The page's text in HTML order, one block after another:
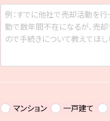
マンション 一戸建て